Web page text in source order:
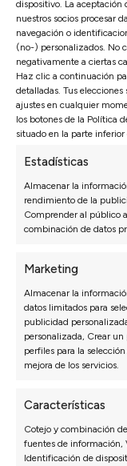
dispositivo. La aceptación
nuestros socios procesar
navegación o
(no-) personalizados. No
negativamente a ciertas
Haz clic a continuación
detalladas. Tus
ajustes en cualquier
los botones de la Política
situado en la parte
Estadísticas
Almacenar la
rendimiento de la
Comprender al público
combinación de datos
Marketing
Almacenar la
datos limitados para
publicidad
personalizada, Crear
perfiles para la
mejora de los servicios.
Características
Cotejo y combinación
fuentes de información,
Identificación de
Opiniones
Sofás Valencia
4,6
Basado en3128
Ver más opiniones
*** nos
principio no
perfecta.